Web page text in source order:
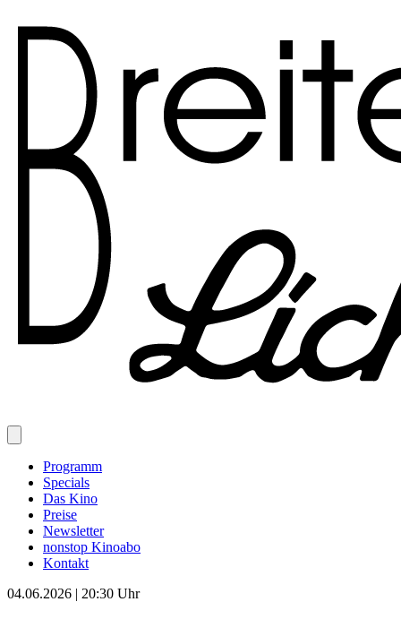
Programm
Specials
Das Kino
Preise
Newsletter
nonstop Kinoabo
Kontakt
04.06.2026 | 20:30 Uhr